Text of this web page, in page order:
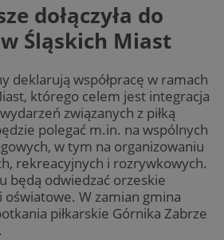
dołączyła do
Śląskich Miast
deklarują współpracę w ramach
którego celem jest integracja
związanych z piłką
polegać m.in. na wspólnych
w tym na organizowaniu
rekreacyjnych i rozrywkowych.
będą odwiedzać orzeskie
W zamian gmina
piłkarskie Górnika Zabrze